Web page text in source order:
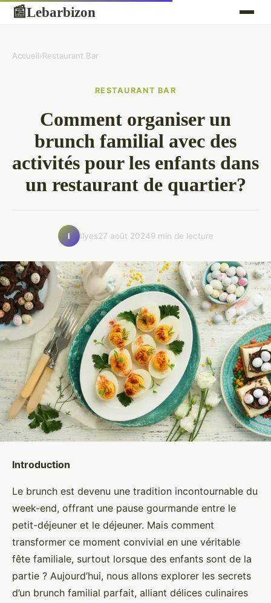
📰Lebarbizon
Accueil›Restaurant Bar
RESTAURANT BAR
Comment organiser un
brunch familial avec des
activités pour les enfants dans
un restaurant de quartier?
I Ilyes27 août 20249 min de lecture
Introduction
Le brunch est devenu une tradition incontournable du
week-end, offrant une pause gourmande entre le
petit-déjeuner et le déjeuner. Mais comment
transformer ce moment convivial en une véritable
fête familiale, surtout lorsque des enfants sont de la
partie ? Aujourd’hui, nous allons explorer les secrets
d’un brunch familial parfait, alliant délices culinaires